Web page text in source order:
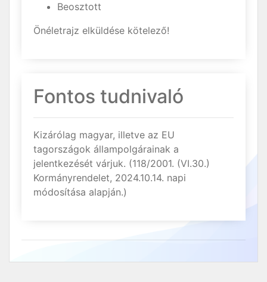
Beosztott
Önéletrajz elküldése kötelező!
Fontos tudnivaló
Kizárólag magyar, illetve az EU
tagországok állampolgárainak a
jelentkezését várjuk. (118/2001. (VI.30.)
Kormányrendelet, 2024.10.14. napi
módosítása alapján.)